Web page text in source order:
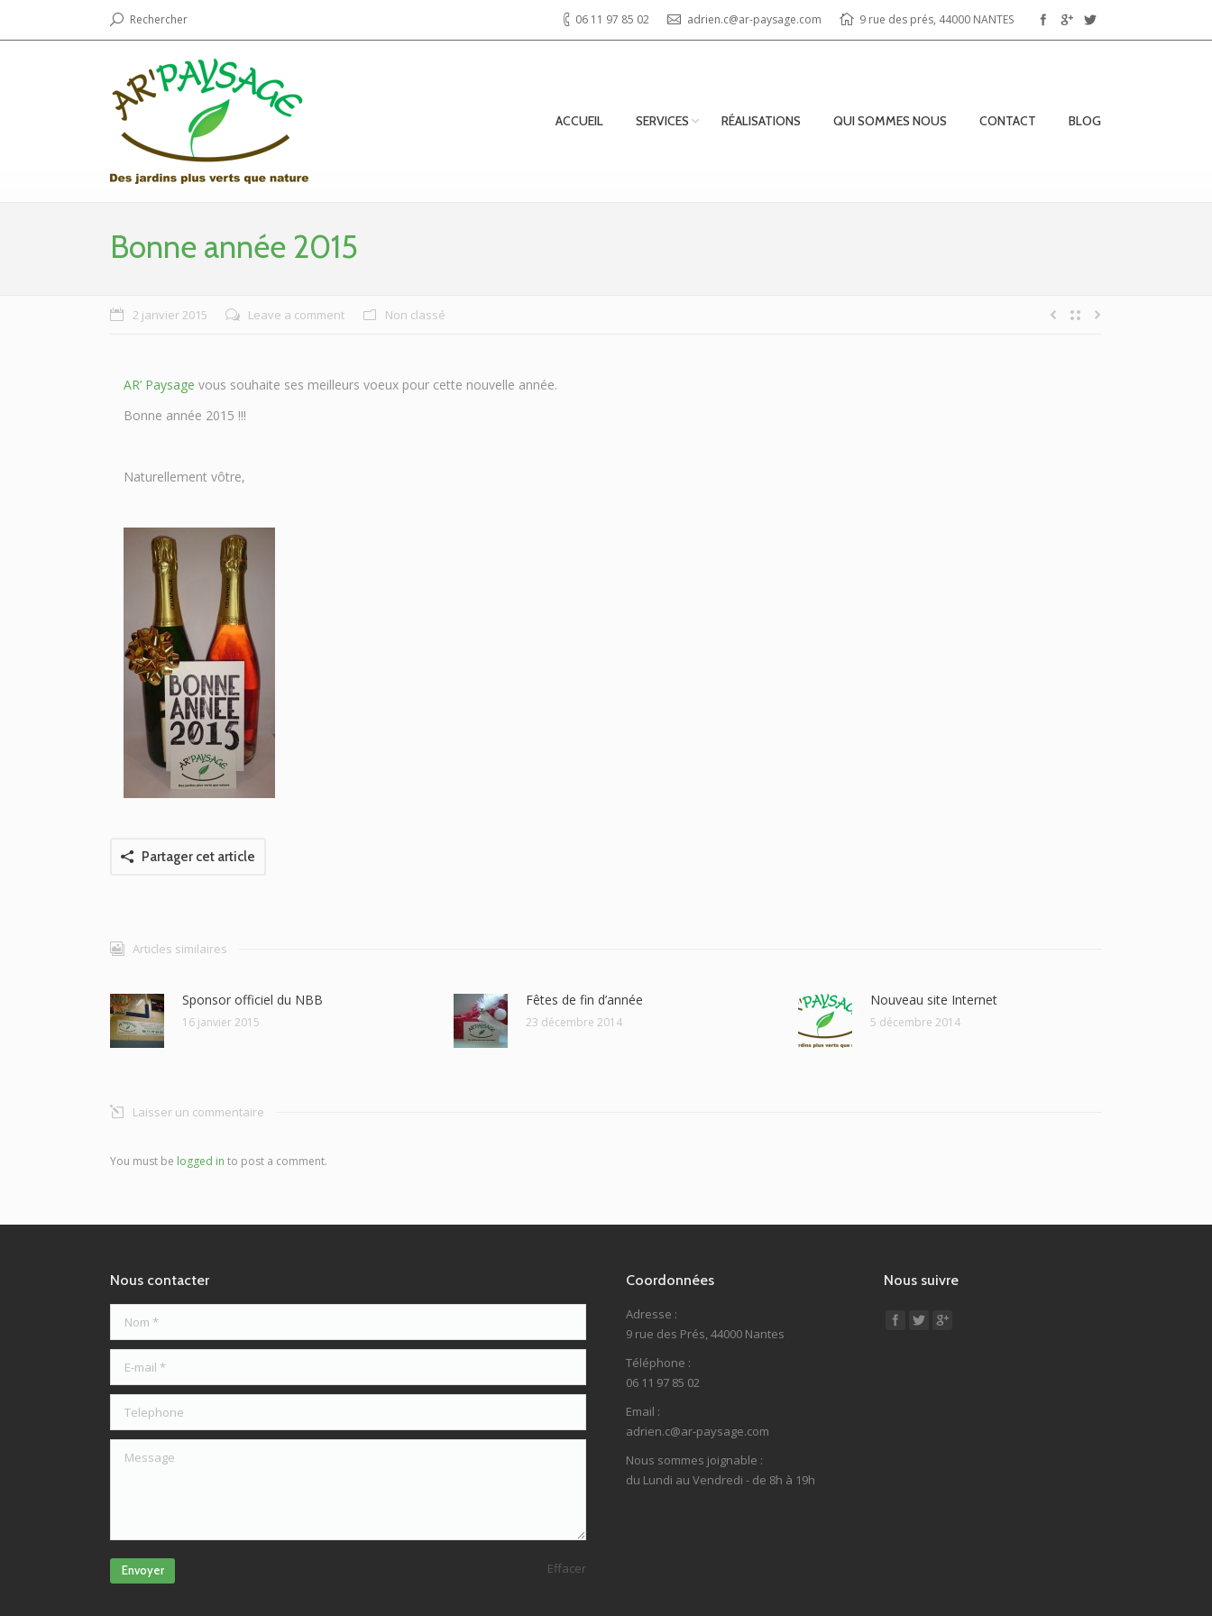
Rechercher 06 11 97 85 02 adrien.c@ar-paysage.com 9 rue des prés, 44000 NANTES
ACCUEIL SERVICES RÉALISATIONS QUI SOMMES NOUS CONTACT BLOG
Bonne année 2015
2 janvier 2015 Leave a comment Non classé
AR’ Paysage vous souhaite ses meilleurs voeux pour cette nouvelle année.
Bonne année 2015 !!!
Naturellement vôtre,
Partager cet article
Articles similaires
Sponsor officiel du NBB
16 janvier 2015
Fêtes de fin d’année
23 décembre 2014
Nouveau site Internet
5 décembre 2014
Laisser un commentaire
You must be logged in to post a comment.
Nous contacter
Telephone
Envoyer Effacer
Coordonnées
Adresse :
9 rue des Prés, 44000 Nantes
Téléphone :
06 11 97 85 02
Email :
adrien.c@ar-paysage.com
Nous sommes joignable :
du Lundi au Vendredi - de 8h à 19h
Nous suivre
Find us on: